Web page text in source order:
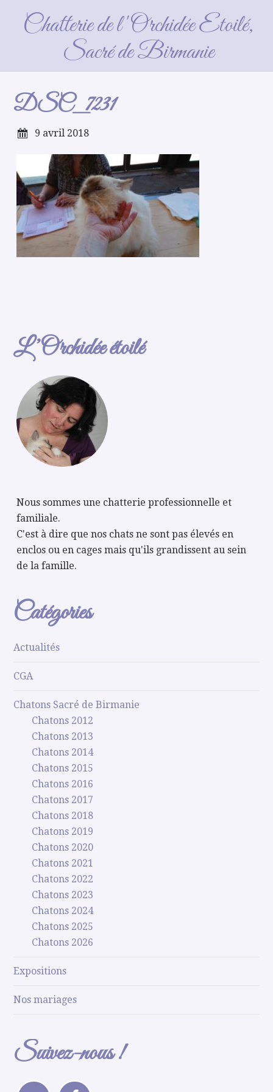
Chatterie de l'Orchidée Etoilé,
Sacré de Birmanie
DSC_7231
DSC_7231
9 avril 2018
L’Orchidée étoilé
Nous sommes une chatterie professionnelle et
familiale.
C'est à dire que nos chats ne sont pas élevés en
enclos ou en cages mais qu'ils grandissent au sein
de la famille.
Catégories
Actualités
CGA
Chatons Sacré de Birmanie
Chatons 2012
Chatons 2013
Chatons 2014
Chatons 2015
Chatons 2016
Chatons 2017
Chatons 2018
Chatons 2019
Chatons 2020
Chatons 2021
Chatons 2022
Chatons 2023
Chatons 2024
Chatons 2025
Chatons 2026
Expositions
Nos mariages
Suivez-nous !